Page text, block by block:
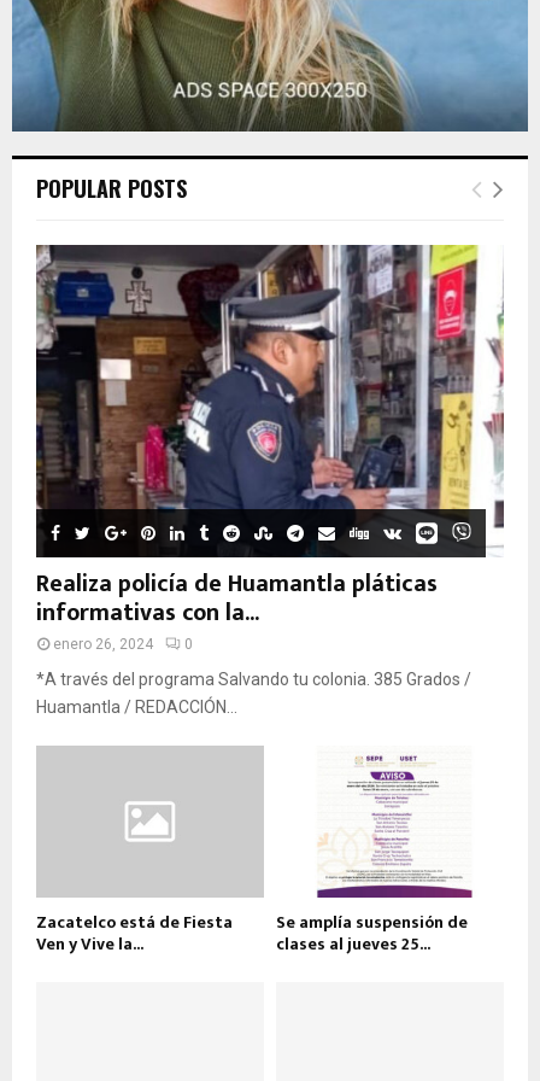
POPULAR POSTS
Realiza policía de Huamantla pláticas
informativas con la...
enero 26, 2024 0
*A través del programa Salvando tu colonia. 385 Grados /
Huamantla / REDACCIÓN...
Zacatelco está de Fiesta
Ven y Vive la...
Se amplía suspensión de
clases al jueves 25...